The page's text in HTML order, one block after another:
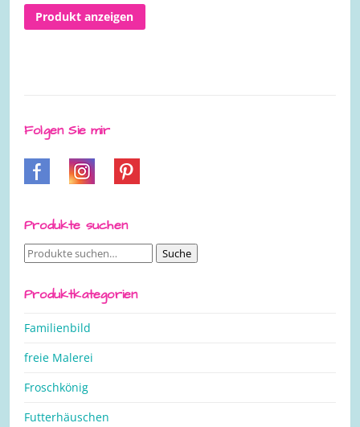
Produkt anzeigen
Folgen Sie mir
Produkte suchen
Suche
Suche
Produktkategorien
Familienbild
freie Malerei
Froschkönig
Futterhäuschen